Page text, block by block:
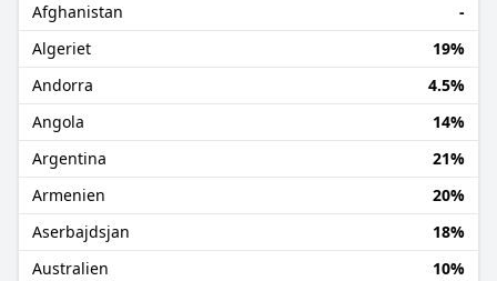
Afghanistan
-
Algeriet
19%
Andorra
4.5%
Angola
14%
Argentina
21%
Armenien
20%
Aserbajdsjan
18%
Australien
10%